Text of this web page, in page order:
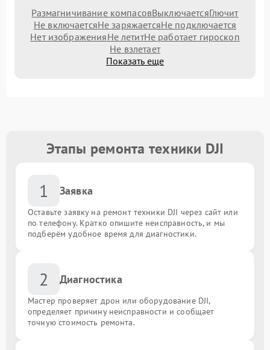
Размагничивание компасовВыключаетсяГлючит
Не включаетсяНе заряжаетсяНе подключается
Нет изображенияНе летитНе работает гироскоп
Не взлетает
Показать еще
Этапы ремонта техники DJI
1 Заявка
Оставьте заявку на ремонт техники DJI через сайт или
по телефону. Кратко опишите неисправность, и мы
подберём удобное время для диагностики.
2 Диагностика
Мастер проверяет дрон или оборудование DJI,
определяет причину неисправности и сообщает
точную стоимость ремонта.